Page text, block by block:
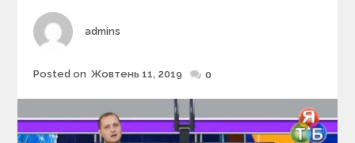
i
e
Author
admins
Posted
Posted on Жовтень 11, 2019 0